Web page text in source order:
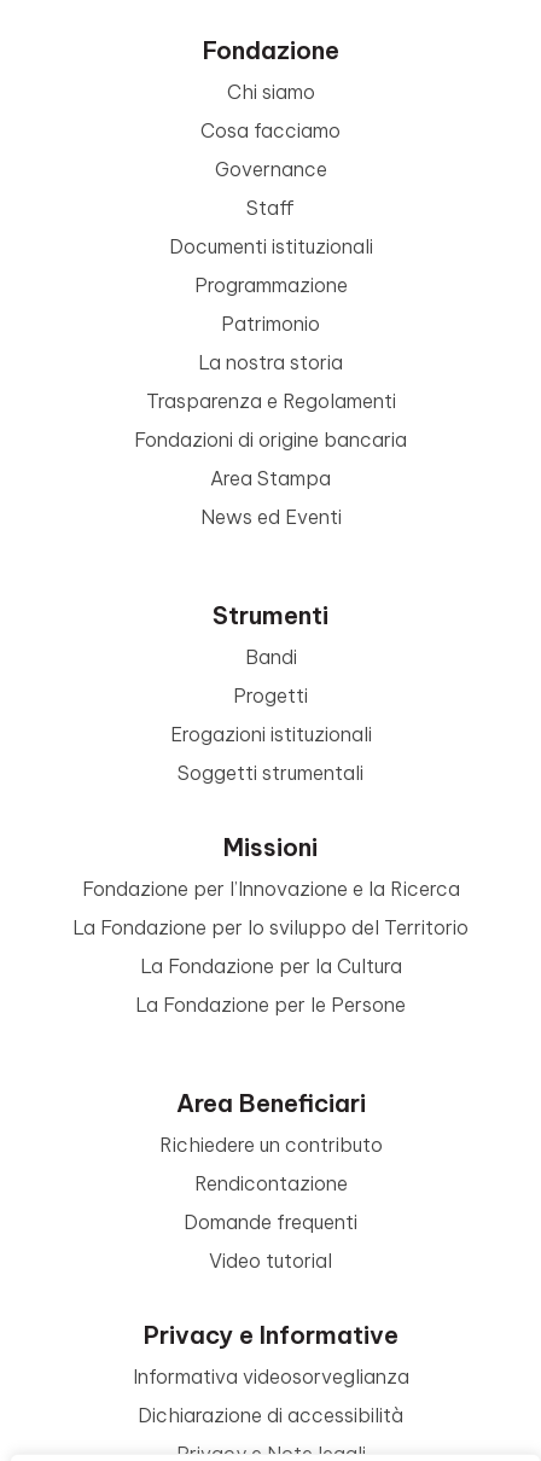
Fondazione
Chi siamo
Cosa facciamo
Governance
Staff
Documenti istituzionali
Programmazione
Patrimonio
La nostra storia
Trasparenza e Regolamenti
Fondazioni di origine bancaria
Area Stampa
News ed Eventi
Strumenti
Bandi
Progetti
Erogazioni istituzionali
Soggetti strumentali
Missioni
Fondazione per l’Innovazione e la Ricerca
La Fondazione per lo sviluppo del Territorio
La Fondazione per la Cultura
La Fondazione per le Persone
Area Beneficiari
Richiedere un contributo
Rendicontazione
Domande frequenti
Video tutorial
Privacy e Informative
Informativa videosorveglianza
Dichiarazione di accessibilità
Privacy e Note legali